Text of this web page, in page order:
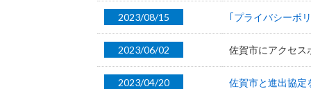
2023/08/15 ｢プライバシーポ
2023/06/02 佐賀市にアクセス
2023/04/20 佐賀市と進出協定